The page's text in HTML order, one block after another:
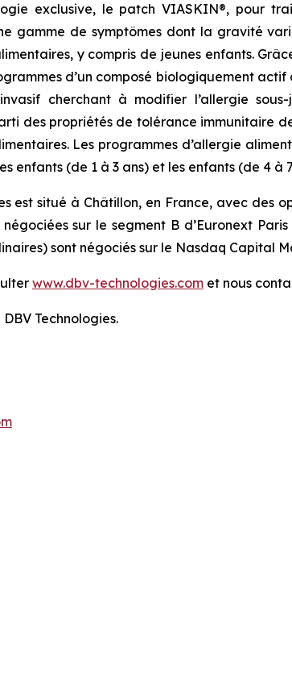
exclusive, le patch VIASKIN®, pour
gamme de symptômes dont la gravité
y compris de jeunes enfants.
d’un composé biologiquement
cherchant à modifier l’allergie
des propriétés de tolérance immunitaire
Les programmes d’allergie
enfants (de 1 à 3 ans) et les enfants (de 4 à
est situé à Châtillon, en France, avec des
sur le segment B d’Euronext
sont négociés sur le Nasdaq Capital
www.dbv-technologies.com et nous
Technologies.